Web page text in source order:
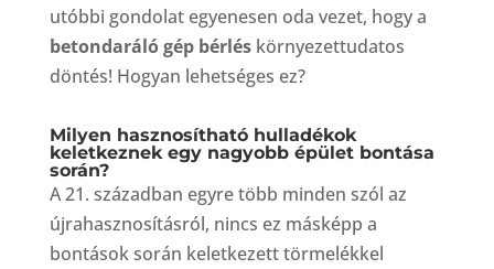
utóbbi gondolat egyenesen oda vezet, hogy a
betondaráló gép bérléskörnyezettudatos
döntés! Hogyan lehetséges ez?
Milyen hasznosítható hulladékok
keletkeznek egy nagyobb épület bontása
során?
A 21. században egyre több minden szól az
újrahasznosításról, nincs ez másképp a
bontások során keletkezett törmelékkel